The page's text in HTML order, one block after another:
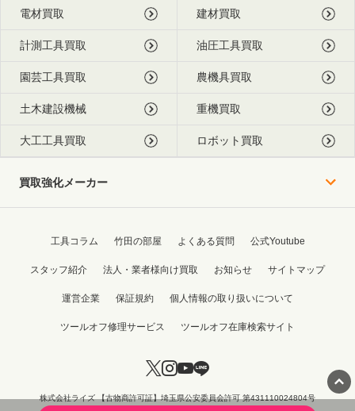
電材買取 建材買取
計測工具買取 油圧工具買取
園芸工具買取 農機具買取
土木建設機械 重機買取
大工工具買取 ロボット買取
買取強化メーカー
工具コラム 竹田の部屋 よくある質問 公式Youtube
スタッフ紹介 法人・業者様向け買取 お知らせ サイトマップ
運営企業 保証規約 個人情報の取り扱いについて
ツールオフ修理サービス ツールオフ在庫検索サイト
株式会社ライズ 【古物商許可証】埼玉県公安委員会許可 第431110024804号